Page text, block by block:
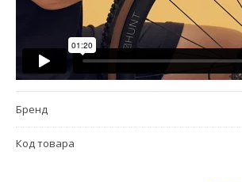
Бренд
Код товара